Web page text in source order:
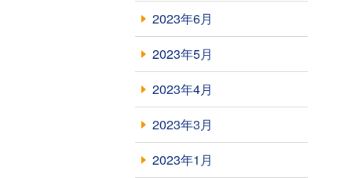
2023年6月
2023年5月
2023年4月
2023年3月
2023年1月